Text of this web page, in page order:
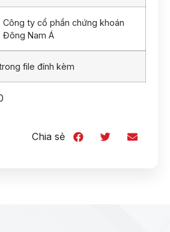
Công ty cổ phần chứng khoán
Đông Nam Á
file đính kèm
Chia sẻ